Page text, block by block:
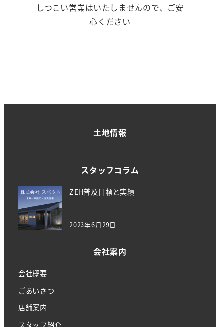
しつこい営業はいたしませんので、ご安
心ください
土地情報
スタッフコラム
ZEH普及目標と実績
2023年6月29日
会社案内
会社概要
ごあいさつ
店舗案内
スタッフ紹介